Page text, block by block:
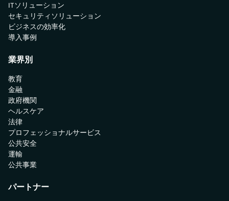
ITソリューション
セキュリティソリューション
ビジネスの効率化
導入事例
業界別
教育
金融
政府機関
ヘルスケア
法律
プロフェッショナルサービス
公共安全
運輸
公共事業
パートナー